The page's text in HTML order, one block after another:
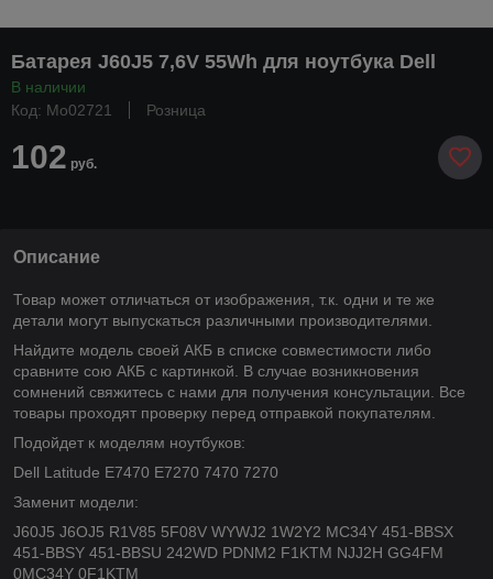
Батарея J60J5 7,6V 55Wh для ноутбука Dell
В наличии
Код: Mo02721
Розница
102 руб.
Описание
Товар может отличаться от изображения, т.к. одни и те же
детали могут выпускаться различными производителями.
Найдите модель своей АКБ в списке совместимости либо
сравните сою АКБ с картинкой. В случае возникновения
сомнений свяжитесь с нами для получения консультации. Все
товары проходят проверку перед отправкой покупателям.
Подойдет к моделям ноутбуков:
Dell Latitude E7470 E7270 7470 7270
Заменит модели:
J60J5 J6OJ5 R1V85 5F08V WYWJ2 1W2Y2 MC34Y 451-BBSX
451-BBSY 451-BBSU 242WD PDNM2 F1KTM NJJ2H GG4FM
0MC34Y 0F1KTM